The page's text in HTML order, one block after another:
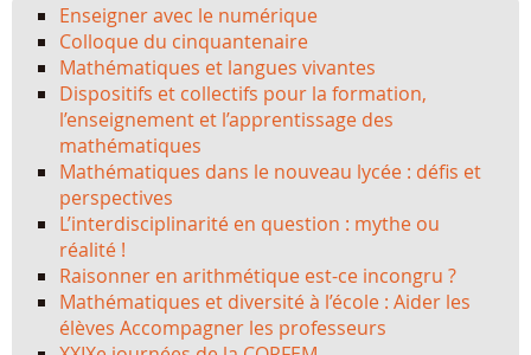
Enseigner avec le numérique
Colloque du cinquantenaire
Mathématiques et langues vivantes
Dispositifs et collectifs pour la formation,
l’enseignement et l’apprentissage des
mathématiques
Mathématiques dans le nouveau lycée : défis et
perspectives
L’interdisciplinarité en question : mythe ou
réalité !
Raisonner en arithmétique est-ce incongru ?
Mathématiques et diversité à l’école : Aider les
élèves Accompagner les professeurs